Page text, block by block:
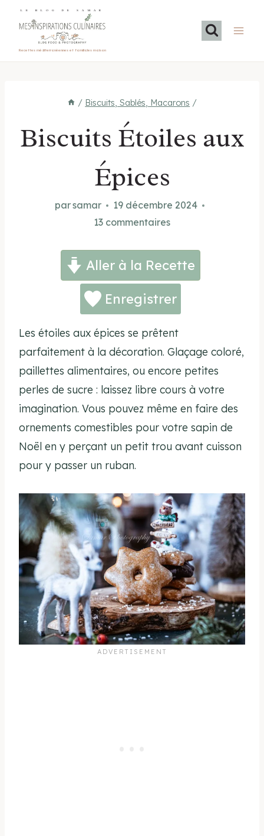
LE BLOG DE SAMAR
Recettes méditerranéennes et familiales maison
/ Biscuits, Sablés, Macarons /
Biscuits Étoiles aux
Épices
parsamar
19 décembre 2024
13 commentaires
Aller à la Recette
Enregistrer
Les étoiles aux épices se prêtent
parfaitement à la décoration. Glaçage coloré,
paillettes alimentaires, ou encore petites
perles de sucre : laissez libre cours à votre
imagination. Vous pouvez même en faire des
ornements comestibles pour votre sapin de
Noël en y perçant un petit trou avant cuisson
pour y passer un ruban.